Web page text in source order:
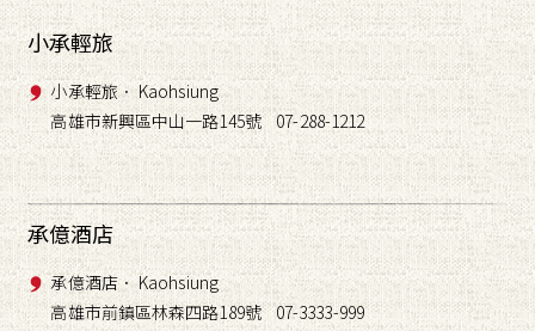
小承輕旅
小承輕旅． Kaohsiung
高雄市新興區中山一路145號 07-288-1212
承億酒店
承億酒店． Kaohsiung
高雄市前鎮區林森四路189號 07-3333-999